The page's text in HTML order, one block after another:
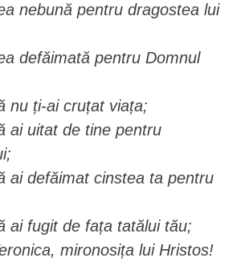
nebună pentru dragostea lui
defăimată pentru Domnul
nu ți-ai cruțat viața;
ai uitat de tine pentru
ai defăimat cinstea ta pentru
ai fugit de fața tatălui tău;
mironosița lui Hristos!